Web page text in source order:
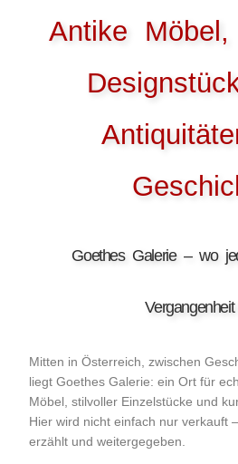
Antike Möbel,
Goethes Galerie – wo
Mitten in Österreich, zwischen
liegt Goethes Galerie: ein Ort für
Möbel, stilvoller Einzelstücke und
Hier wird nicht einfach nur verkauft
erzählt und weitergegeben.